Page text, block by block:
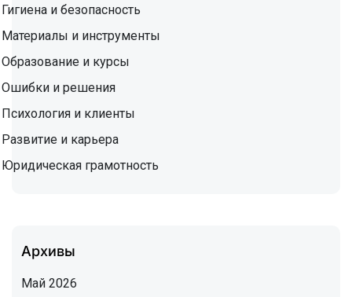
Гигиена и безопасность
Материалы и инструменты
Образование и курсы
Ошибки и решения
Психология и клиенты
Развитие и карьера
Юридическая грамотность
Архивы
Май 2026